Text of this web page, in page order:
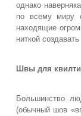
однако
по всему миру
находящие
ниткой
Швы для
Большинство
(обычный шов